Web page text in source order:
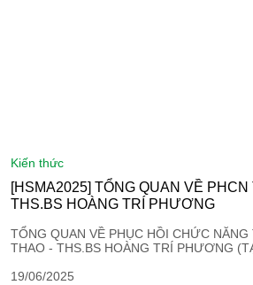
kiến thức
[HSMA2025] TỔNG QUAN VỀ
THS.BS HOÀNG TRÍ PHƯƠNG
TỔNG QUAN VỀ PHỤC HỒI CHỨC
THAO - THS.BS HOÀNG TRÍ PHƯƠNG
19/06/2025